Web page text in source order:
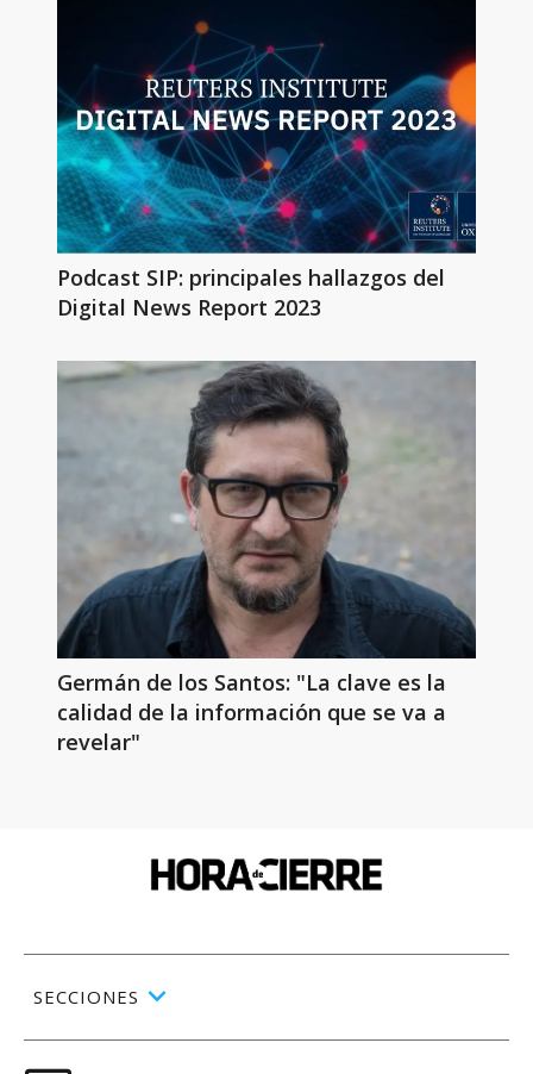
Podcast SIP: principales hallazgos del
Digital News Report 2023
Germán de los Santos: "La clave es la
calidad de la información que se va a
revelar"
SECCIONES